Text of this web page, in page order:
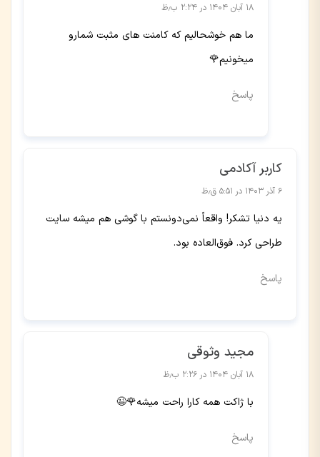
۱۸ آبان ۱۴۰۴ در ۲:۲۴ ب٫ظ
ما هم خوشحالیم که کامنت های مثبت شمارو
میخونیم🌹
پاسخ
کاربر آکادمی
۶ آذر ۱۴۰۳ در ۵:۵۱ ق٫ظ
یه دنیا تشکر! واقعاً نمی‌دونستم با گوشی هم میشه سایت
طراحی کرد. فوق‌العاده بود.
پاسخ
مجید وثوقی
۱۸ آبان ۱۴۰۴ در ۲:۲۶ ب٫ظ
با ژاکت همه کارا راحت میشه🌹😉
پاسخ